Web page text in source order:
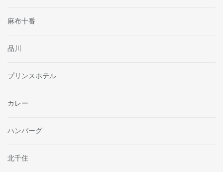
麻布十番
品川
プリンスホテル
カレー
ハンバーグ
北千住